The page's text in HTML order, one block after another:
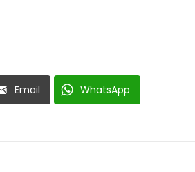
Email WhatsApp